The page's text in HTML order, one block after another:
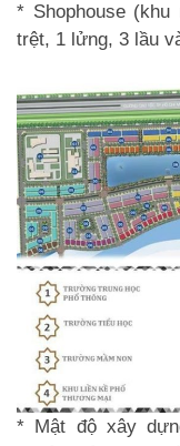
* Shophouse
trệt, 1 lửng, 3 lầu
* Mật độ xây